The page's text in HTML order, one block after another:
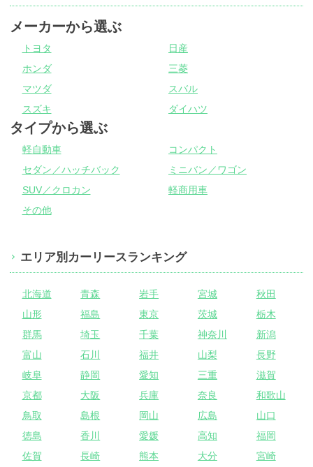
メーカーから選ぶ
トヨタ
日産
ホンダ
三菱
マツダ
スバル
スズキ
ダイハツ
タイプから選ぶ
軽自動車
コンパクト
セダン／ハッチバック
ミニバン／ワゴン
SUV／クロカン
軽商用車
その他
エリア別カーリースランキング
北海道 青森 岩手 宮城
秋田
山形
福島 東京 茨城
栃木
群馬
埼玉 千葉 神奈川
新潟
富山
石川 福井 山梨
長野
岐阜
静岡 愛知 三重
滋賀
京都
大阪 兵庫 奈良
和歌山
鳥取
島根 岡山 広島
山口
徳島
香川 愛媛 高知
福岡
佐賀
長崎 熊本 大分 宮崎